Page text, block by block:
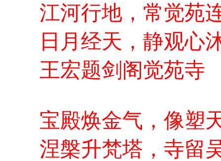
江河行地，常觉苑
日月经天，静观心
王宏题剑阁觉苑寺
宝殿焕金气，像塑
涅槃升梵塔，寺留